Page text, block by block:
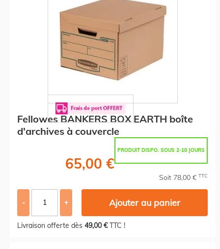
Fellowes BANKERS BOX EARTH boîte
d'archives à couvercle
PRODUIT DISPO. SOUS 2-10 JOURS
65,00 €
Soit 78,00 € TTC
- + Ajouter au panier
Livraison offerte dès 49,00 €TTC !